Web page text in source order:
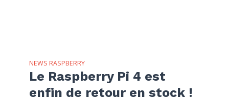
NEWS RASPBERRY
Le Raspberry Pi 4 est
enfin de retour en stock !